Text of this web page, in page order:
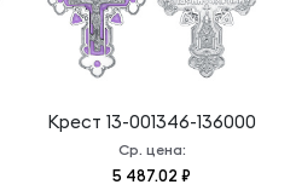
Крест 13-001346-136000
Ср. цена:
5 487.02 ₽